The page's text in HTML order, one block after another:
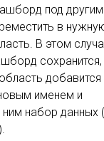
под другим
в
В этом
сохранится,
добавится
именем и
ним набор данных